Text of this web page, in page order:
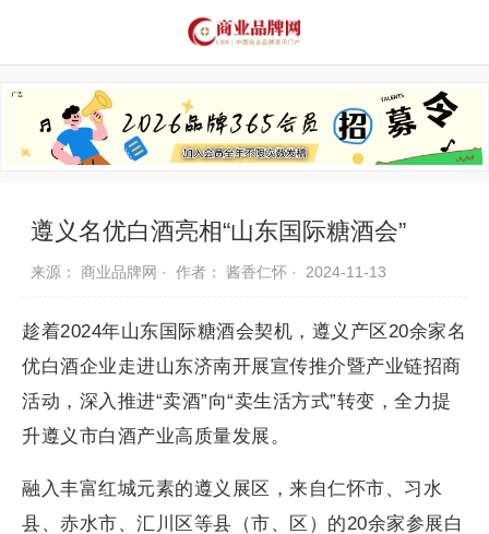
推荐品牌 品牌故事
遵义名优白酒亮相“山东国际糖酒会”
来源： 商业品牌网 · 作者： 酱香仁怀 · 2024-11-13
趁着2024年山东国际糖酒会契机，遵义产区20余家名
优白酒企业走进山东济南开展宣传推介暨产业链招商
活动，深入推进“卖酒”向“卖生活方式”转变，全力提
升遵义市白酒产业高质量发展。
融入丰富红城元素的遵义展区，来自仁怀市、习水
县、赤水市、汇川区等县（市、区）的20余家参展白